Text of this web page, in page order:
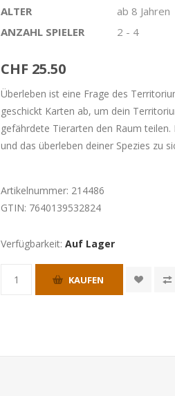
ALTER
ab 8 Jahren
ANZAHL SPIELER
2 - 4
CHF 25.50
Überleben ist eine Frage des
geschickt Karten ab, um dein
gefährdete Tierarten den Raum
und das überleben deiner Spezies zu
Artikelnummer: 214486
GTIN: 7640139532824
Verfügbarkeit: Auf Lager
KAUFEN